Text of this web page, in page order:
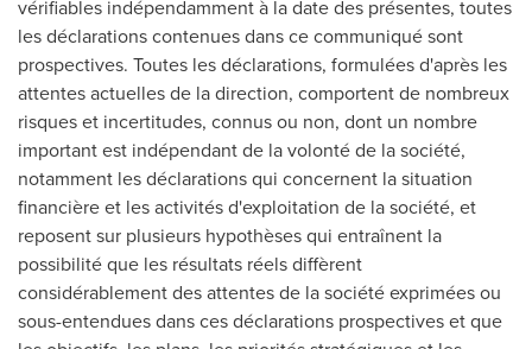
vérifiables indépendamment à la date des présentes, toutes
les déclarations contenues dans ce communiqué sont
prospectives. Toutes les déclarations, formulées d'après les
attentes actuelles de la direction, comportent de nombreux
risques et incertitudes, connus ou non, dont un nombre
important est indépendant de la volonté de la société,
notamment les déclarations qui concernent la situation
financière et les activités d'exploitation de la société, et
reposent sur plusieurs hypothèses qui entraînent la
possibilité que les résultats réels diffèrent
considérablement des attentes de la société exprimées ou
sous-entendues dans ces déclarations prospectives et que